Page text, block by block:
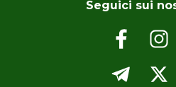
Seguici sui